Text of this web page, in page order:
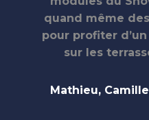
quand même
pour profiter
sur les
Mathieu,